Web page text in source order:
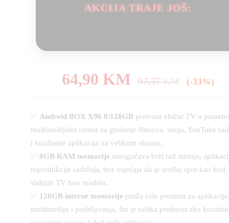
AKCIJA TRAJE JOŠ:
64,90 KM 97,37KM (-33%)
Android BOX X96 8/128GB pretvara obični TV u pametni
multimedijalni centar za gledanje filmova, serija, YouTube
i korištenje aplikacija na velikom ekranu.
8GB RAM memorije omogućava brži rad menija,
reprodukcije sadržaja, bez osjećaja da je uređaj spor kao kod
slabijih TV box modela.
128GB interne memorije pruža više prostora za aplikacije,
multimediju i podešavanja, što je velika prednost ako